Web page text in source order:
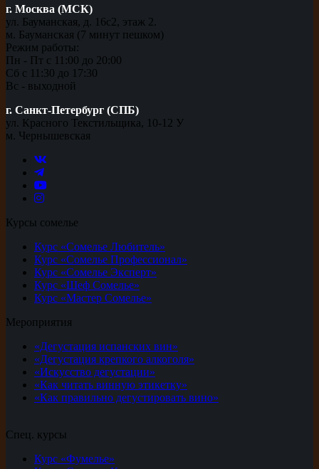
г. Москва (МСК)
ул. Бауманская, д. 16с2, этаж 2.
м. Бауманская (7 минут пешком)
Режим работы:
Пн - Пт с 11:00 до 20:00
Сб с 11:30 до 17:30
Вс - выходной
г. Санкт-Петербург (СПБ)
ул. Красного Текстильщика, 10-12 У
м. Чернышевская
Курсы сомелье
Курс «Сомелье Любитель»
Курс «Сомелье Профессионал»
Курс «Сомелье Эксперт»
Курс «Шеф Сомелье»
Курс «Мастер Сомелье»
Мероприятия
«Дегустация испанских вин»
«Дегустация крепкого алкоголя»
«Искусство дегустации»
«Как читать винную этикетку»
«Как правильно дегустировать вино»
Спец. курсы
Курс «Фумелье»